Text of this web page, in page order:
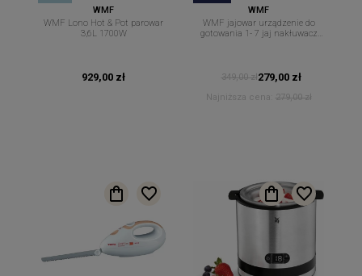
WMF
WMF Lono Hot & Pot parowar
3,6L 1700W
929,00 zł
WMF
WMF jajowar urządzenie do
gotowania 1- 7 jaj nakłuwacz
349,00 zł 279,00 zł
Najniższa cena: 279,00 zł